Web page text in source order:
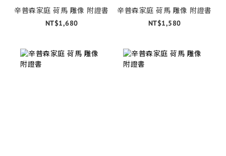
辛普森家庭 荷馬 雕像 附證書
NT$1,680
辛普森家庭 荷馬 雕像 附證書
NT$1,580